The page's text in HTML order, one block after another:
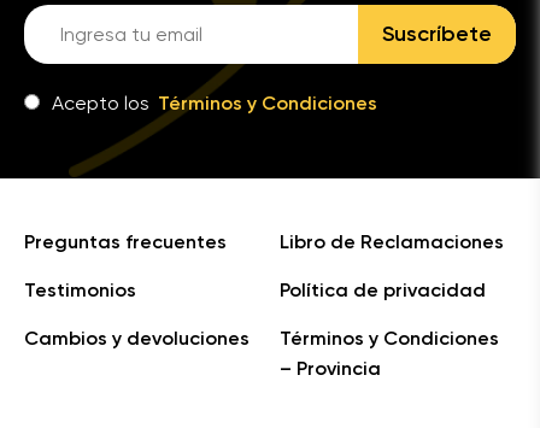
Suscríbete
Acepto los Términos y Condiciones
Preguntas frecuentes
Testimonios
Cambios y devoluciones
Libro de Reclamaciones
Política de privacidad
Términos y Condiciones
– Provincia